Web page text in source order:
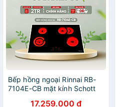
Bếp hồng ngoại Rinnai RB-
7104E-CB mặt kính Schott
17.259.000 đ